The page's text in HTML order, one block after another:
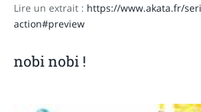
Lire un extrait : https://www.akata.fr/
action#preview
nobi nobi !